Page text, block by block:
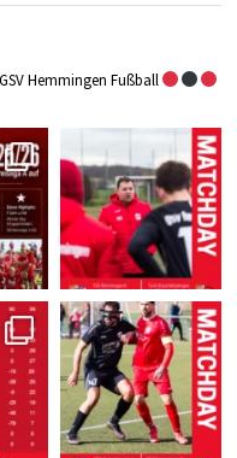
Hemmingen Fußball